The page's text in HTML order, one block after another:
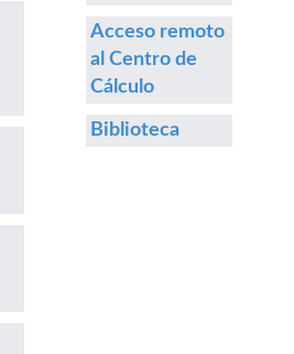
Acceso remoto
al Centro de
Cálculo
Biblioteca